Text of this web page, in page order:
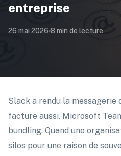
entreprise
26 mai 2026 8 min de lecture
Slack a rendu la messagerie
facture aussi. Microsoft
bundling. Quand une
silos pour une raison de